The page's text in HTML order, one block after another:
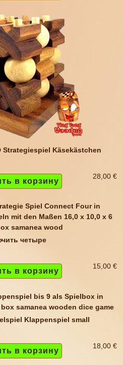
Strategiespiel Käsekästchen
28,00 €
четыре
15,00 €
Klappenspiel small
18,00 €